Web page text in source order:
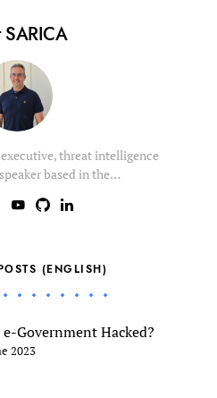
threat intelligence
based in the…
(ENGLISH)
e-Government Hacked?
2023